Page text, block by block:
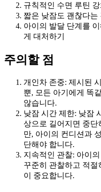
규칙적인 수면 루틴 강
짧은 낮잠도 괜찮다는
아이의 발달 단계를
게 대처하기
주의할 점
개인차 존중: 제시된
뿐, 모든 아기에게 똑
않습니다.
낮잠 시간 제한: 낮잠
상으로 길어지면 중단
만, 아이의 컨디션과
단해야 합니다.
지속적인 관찰: 아이
꾸준히 관찰하고 적절
이 중요합니다.